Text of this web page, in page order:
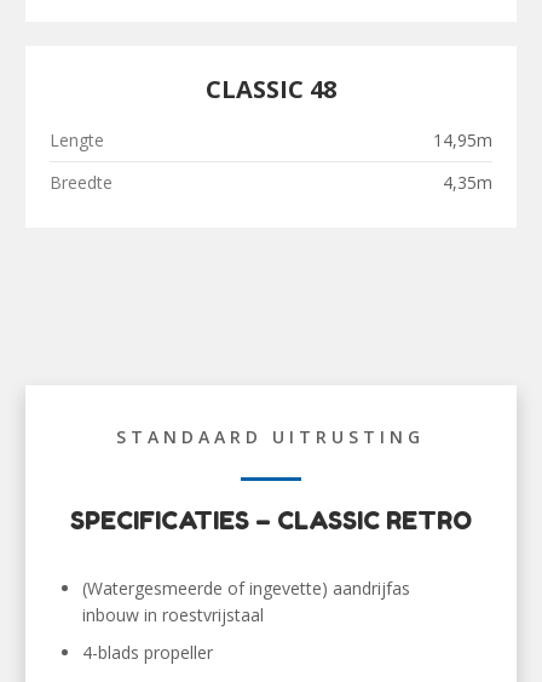
CLASSIC 48
Lengte
14,95m
Breedte
4,35m
STANDAARD UITRUSTING
SPECIFICATIES – CLASSIC RETRO
(Watergesmeerde of ingevette) aandrijfas
inbouw in roestvrijstaal
4-blads propeller